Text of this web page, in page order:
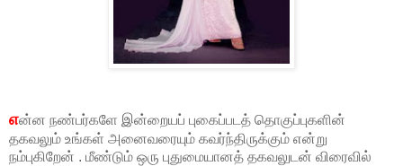
என்ன நண்பர்களே இன்றையப் புகைப்படத் தொகுப்புகளின்
தகவலும் உங்கள் அனைவரையும் கவர்ந்திருக்கும் என்று
நம்புகிறேன் . மீண்டும் ஒரு புதுமையானத் தகவலுடன் விரைவில்